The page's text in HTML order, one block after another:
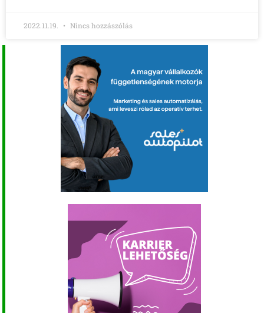
2022.11.19. Nincs hozzászólás